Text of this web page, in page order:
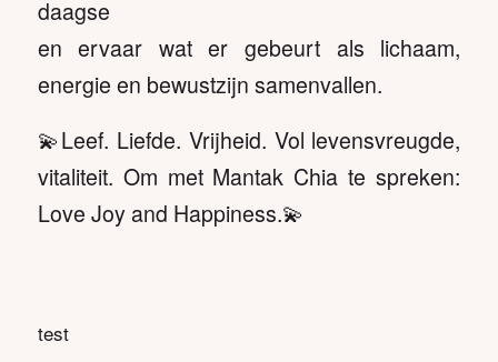
daagse
en ervaar wat er gebeurt als lichaam,
energie en bewustzijn samenvallen.
💫Leef. Liefde. Vrijheid. Vol levensvreugde,
vitaliteit. Om met Mantak Chia te spreken:
Love Joy and Happiness.💫
test